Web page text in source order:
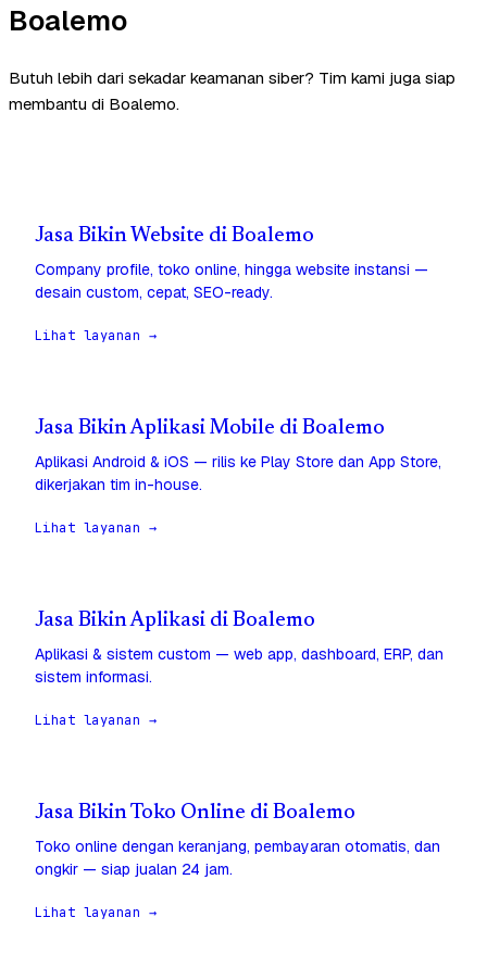
Boalemo
Butuh lebih dari sekadar keamanan siber? Tim kami juga siap
membantu di Boalemo.
Jasa Bikin Website di Boalemo
Company profile, toko online, hingga website instansi —
desain custom, cepat, SEO-ready.
Lihat layanan →
Jasa Bikin Aplikasi Mobile di Boalemo
Aplikasi Android & iOS — rilis ke Play Store dan App Store,
dikerjakan tim in-house.
Lihat layanan →
Jasa Bikin Aplikasi di Boalemo
Aplikasi & sistem custom — web app, dashboard, ERP, dan
sistem informasi.
Lihat layanan →
Jasa Bikin Toko Online di Boalemo
Toko online dengan keranjang, pembayaran otomatis, dan
ongkir — siap jualan 24 jam.
Lihat layanan →